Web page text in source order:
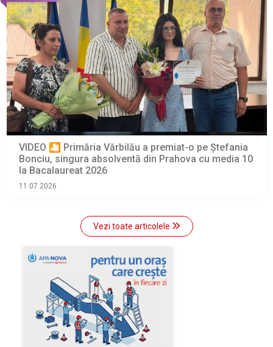
VIDEO 🎦 Primăria Vărbilău a premiat-o pe Ștefania
Bonciu, singura absolventă din Prahova cu media 10
la Bacalaureat 2026
11.07.2026
Vezi toate articolele